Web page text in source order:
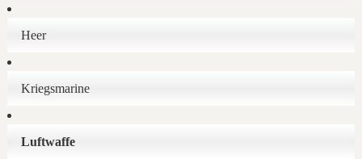
Heer
Kriegsmarine
Luftwaffe